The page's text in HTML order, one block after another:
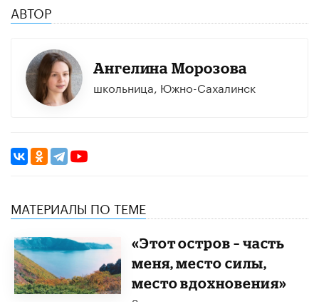
АВТОР
Ангелина Морозова
школьница, Южно-Сахалинск
МАТЕРИАЛЫ ПО ТЕМЕ
«Этот остров – часть
меня, место силы,
место вдохновения»